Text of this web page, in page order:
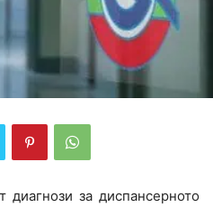
диагнози за диспансерното